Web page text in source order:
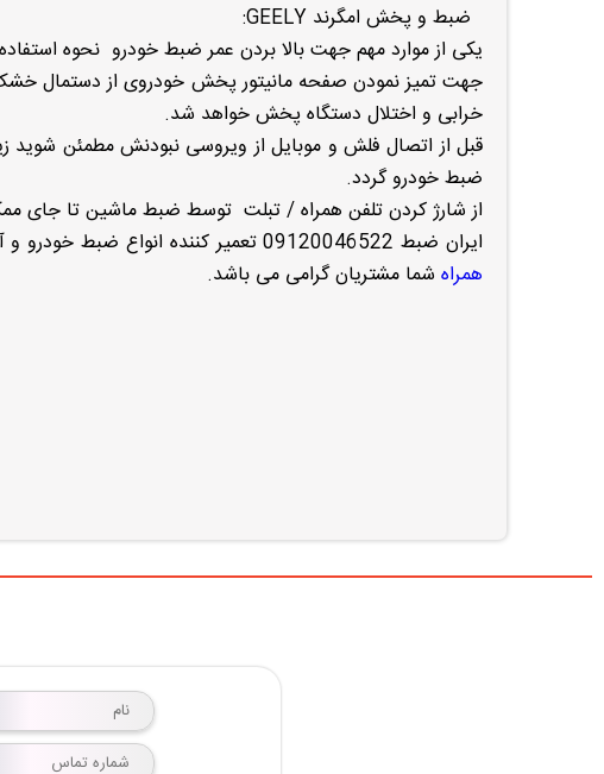
ضبط و پخش امگرند GEELY:
یکی از موارد مهم جهت بالا بردن عمر ضبط خودرو نحوه
جهت تمیز نمودن صفحه مانیتور پخش خودروی از دستمال
خرابی و اختلال دستگاه پخش خواهد شد.
ضبط خودرو گردد.
از شارژ کردن تلفن همراه / تبلت توسط ضبط ماشین تا جای
ایران ضبط 09120046522 تعمیر کننده انواع ضبط خودرو و آمپلی فایر و ساب و پخش کننده خانگی باند و بلندگو در غرب تهران
همراه شما مشتریان گرامی می باشد.